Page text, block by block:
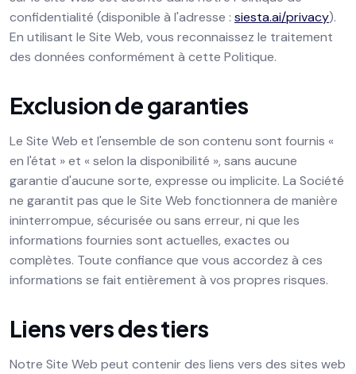
confidentialité (disponible à l'adresse : siesta.ai/privacy).
En utilisant le Site Web, vous reconnaissez le traitement
des données conformément à cette Politique.
Exclusion de garanties
Le Site Web et l'ensemble de son contenu sont fournis «
en l'état » et « selon la disponibilité », sans aucune
garantie d'aucune sorte, expresse ou implicite. La Société
ne garantit pas que le Site Web fonctionnera de manière
ininterrompue, sécurisée ou sans erreur, ni que les
informations fournies sont actuelles, exactes ou
complètes. Toute confiance que vous accordez à ces
informations se fait entièrement à vos propres risques.
Liens vers des tiers
Notre Site Web peut contenir des liens vers des sites web